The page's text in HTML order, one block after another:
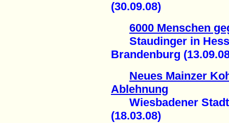
(30.09.08)
6000 Menschen
Staudinger in
Brandenburg
Neues Mainzer
Ablehnung
Wiesbadener
(18.03.08)